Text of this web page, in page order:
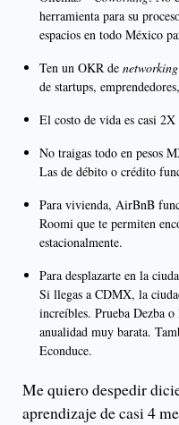
herramienta para su
espacios en todo México
Ten un OKR de networking
de startups,
El costo de vida es casi
No traigas todo en pesos
Las de débito o crédito
Para vivienda, AirBnB
Roomi que te permiten
estacionalmente.
Para desplazarte en la
Si llegas a CDMX, la
increíbles. Prueba Dezba o
anualidad muy barata.
Econduce.
Me quiero despedir
aprendizaje de casi 4